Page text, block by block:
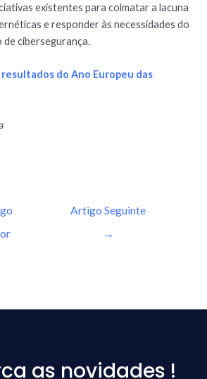
existentes para colmatar a lacuna
e responder às necessidades do
cibersegurança.
resultados do Ano Europeu das
Artigo Seguinte
→
as novidades !